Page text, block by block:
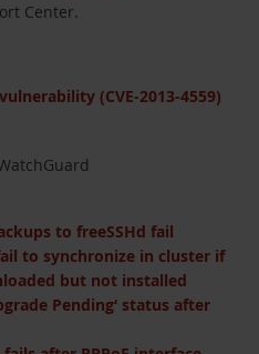
Center.
(CVE-2013-4559)
to freeSSHd fail
to synchronize in cluster if
but not installed
Pending‘ status after